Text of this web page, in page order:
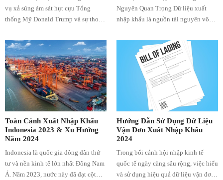
vụ xả súng ám sát hụt cựu Tổng
thống Mỹ Donald Trump và sự thoái
Tổng thống đương nhiệm Joe Biden,
nhường lại quyền ứng viên đảng Dân
chủ cho Phó Tổng thống Kamala
Harris.
Nguyên Quan Trọng Dữ liệu xuất
nhập khẩu là nguồn tài nguyên vô
nghiệp, nhà hoạch định chính sách
và các nhà kinh tế trên toàn thế giới,
mang lại cái nhìn sâu sắc về xu
hướng kinh tế toàn cầu, động lực thị
trường và mối quan hệ thương mại.
Tuy nhiên, việc định hướng qua các
phức tạp của dữ liệu thương mại có
thể gặp thách thức, đặc biệt là khi
xuất hiện những mâu thuẫn giữa dữ
liệu do các quốc gia hoặc thực thể
khác nhau trong thương mại quốc tế
báo cáo.
Toàn Cảnh Xuất Nhập Khẩu
Indonesia 2023 & Xu Hướng
Năm 2024
Indonesia là quốc gia đông dân thứ
tư và nền kinh tế lớn nhất Đông Nam
Á. Năm 2023, nước này đã đạt cột
Hướng Dẫn Sử Dụng Dữ Liệu
Vận Đơn Xuất Nhập Khẩu
2024
Trong bối cảnh hội nhập kinh tế
quốc tế ngày càng sâu rộng, việc hiểu
và sử dụng hiệu quả dữ liệu vận đơn